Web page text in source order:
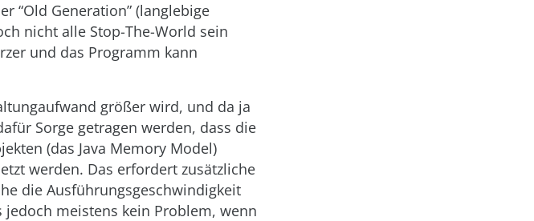
“Old Generation” (langlebige
nicht alle Stop-The-World sein
und das Programm kann
größer wird, und da ja
Sorge getragen werden, dass die
(das Java Memory Model)
werden. Das erfordert zusätzliche
die Ausführungsgeschwindigkeit
meistens kein Problem, wenn